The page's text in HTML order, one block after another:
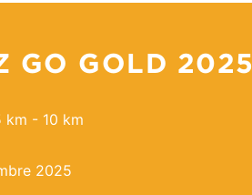
GO GOLD 2025
km - 10 km
2025